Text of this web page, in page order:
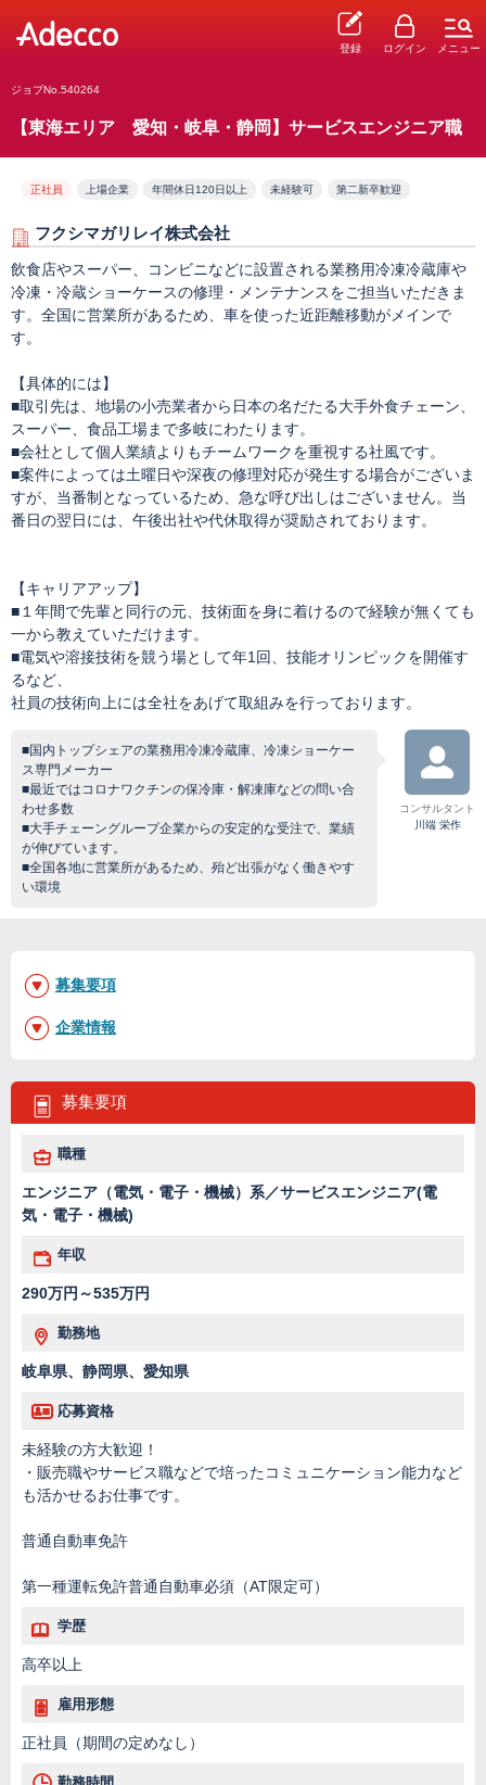
登録 ログイン メニュー
ジョブNo.540264
【東海エリア 愛知・岐阜・静岡】サービスエンジニア職
正社員 上場企業 年間休日120日以上 未経験可 第二新卒歓迎
フクシマガリレイ株式会社
飲食店やスーパー、コンビニなどに設置される業務用冷凍冷蔵庫や
冷凍・冷蔵ショーケースの修理・メンテナンスをご担当いただきま
す。全国に営業所があるため、車を使った近距離移動がメインで
す。
【具体的には】
■取引先は、地場の小売業者から日本の名だたる大手外食チェーン、
スーパー、食品工場まで多岐にわたります。
■会社として個人業績よりもチームワークを重視する社風です。
■案件によっては土曜日や深夜の修理対応が発生する場合がございま
すが、当番制となっているため、急な呼び出しはございません。当
番日の翌日には、午後出社や代休取得が奨励されております。
【キャリアアップ】
■１年間で先輩と同行の元、技術面を身に着けるので経験が無くても
一から教えていただけます。
■電気や溶接技術を競う場として年1回、技能オリンピックを開催す
るなど、
社員の技術向上には全社をあげて取組みを行っております。
■国内トップシェアの業務用冷凍冷蔵庫、冷凍ショーケー
ス専門メーカー
■最近ではコロナワクチンの保冷庫・解凍庫などの問い合
わせ多数
■大手チェーングループ企業からの安定的な受注で、業績
が伸びています。
■全国各地に営業所があるため、殆ど出張がなく働きやす
い環境
コンサルタント
川端 栄作
募集要項
職種
エンジニア（電気・電子・機械）系／サービスエンジニア(電
気・電子・機械)
年収
290万円～535万円
勤務地
岐阜県、静岡県、愛知県
応募資格
未経験の方大歓迎！
・販売職やサービス職などで培ったコミュニケーション能力など
も活かせるお仕事です。
普通自動車免許
第一種運転免許普通自動車必須（AT限定可）
学歴
高卒以上
雇用形態
正社員（期間の定めなし）
募集要項
企業情報